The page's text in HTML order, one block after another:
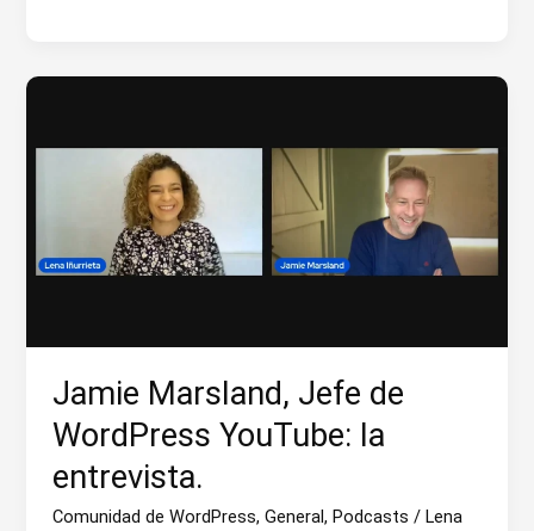
Jamie Marsland, Jefe de
WordPress YouTube: la
entrevista.
Comunidad de WordPress,General,Podcasts /Lena